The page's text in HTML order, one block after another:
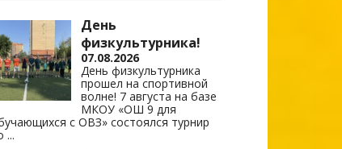
День
физкультурника!
07.08.2026
День физкультурника
прошел на спортивной
волне! 7 августа на базе
МКОУ «ОШ 9 для
с ОВЗ» состоялся турнир
...